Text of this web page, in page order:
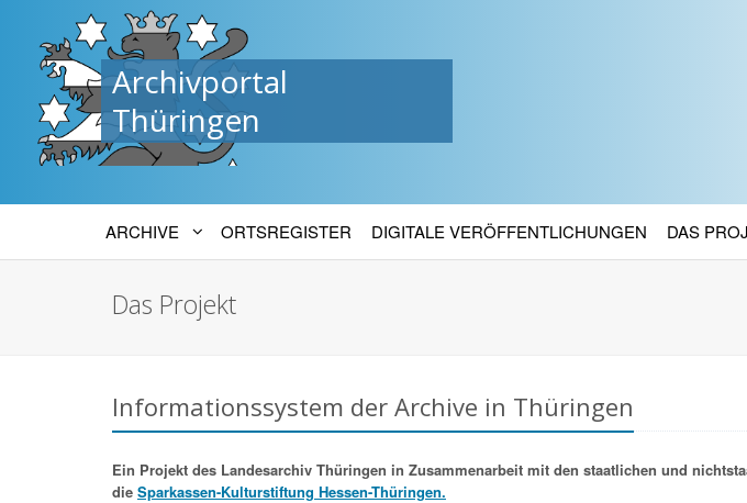
Archivportal
Thüringen
ARCHIVE ORTSREGISTER DIGITALE VERÖFFENTLICHUNGEN DAS
Das Projekt
Informationssystem der Archive in Thüringen
Ein Projekt des Landesarchiv Thüringen in Zusammenarbeit mit den staatlichen und
die Sparkassen-Kulturstiftung Hessen-Thüringen.